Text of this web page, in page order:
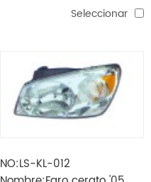
Seleccionar
NO:LS-KL-012